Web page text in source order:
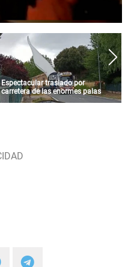
Espectacular traslado por
carretera de las enormes palas
para un parque eólico de Iberdrola